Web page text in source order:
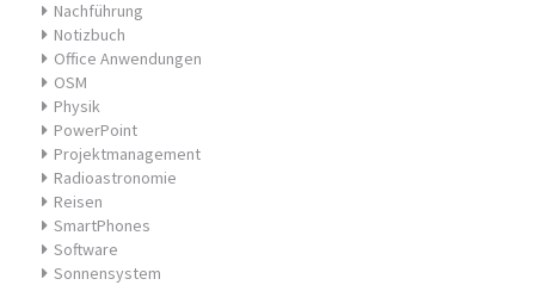
Nachführung
Notizbuch
Office Anwendungen
OSM
Physik
PowerPoint
Projektmanagement
Radioastronomie
Reisen
SmartPhones
Software
Sonnensystem